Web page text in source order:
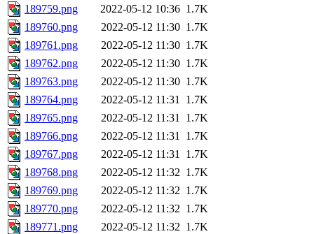
189759.png
2022-05-12 10:36 1.7K
189760.png
2022-05-12 11:30 1.7K
189761.png
2022-05-12 11:30 1.7K
189762.png
2022-05-12 11:30 1.7K
189763.png
2022-05-12 11:30 1.7K
189764.png
2022-05-12 11:31 1.7K
189765.png
2022-05-12 11:31 1.7K
189766.png
2022-05-12 11:31 1.7K
189767.png
2022-05-12 11:31 1.7K
189768.png
2022-05-12 11:32 1.7K
189769.png
2022-05-12 11:32 1.7K
189770.png
2022-05-12 11:32 1.7K
189771.png
2022-05-12 11:32 1.7K